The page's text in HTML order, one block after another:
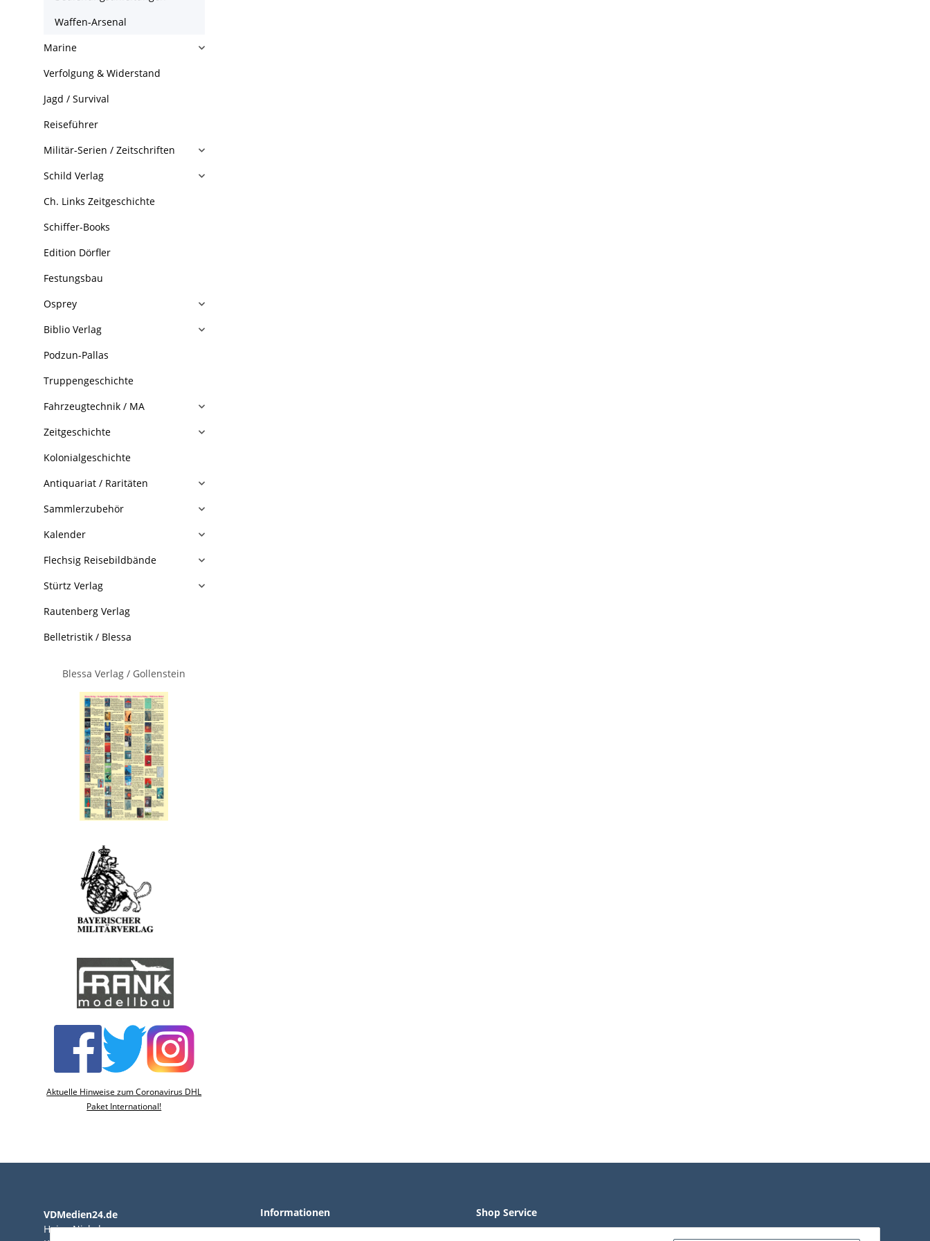
Waffen-Arsenal
Marine
Verfolgung & Widerstand
Jagd / Survival
Reiseführer
Militär-Serien / Zeitschriften
Schild Verlag
Ch. Links Zeitgeschichte
Schiffer-Books
Edition Dörfler
Festungsbau
Osprey
Biblio Verlag
Podzun-Pallas
Truppengeschichte
Fahrzeugtechnik / MA
Zeitgeschichte
Kolonialgeschichte
Antiquariat / Raritäten
Sammlerzubehör
Kalender
Flechsig Reisebildbände
Stürtz Verlag
Rautenberg Verlag
Belletristik / Blessa
Blessa Verlag / Gollenstein
Aktuelle Hinweise zum Coronavirus DHL
Paket International!
VDMedien24.de
Heinz Nickel
Informationen Shop Service